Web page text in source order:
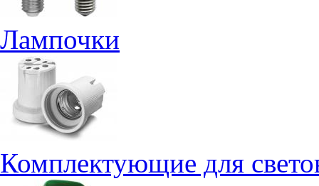
Лампочки
Комплектующие для